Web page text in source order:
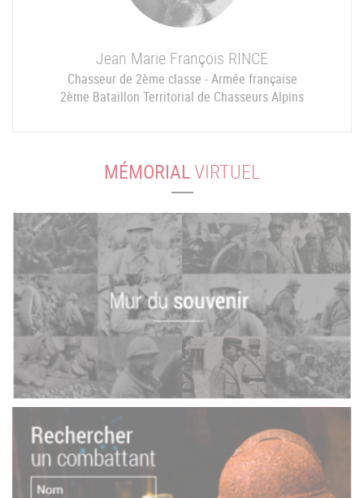
Jean Marie François RINCE
Chasseur de 2ème classe - Armée française
2ème Bataillon Territorial de Chasseurs Alpins
MÉMORIALVIRTUEL